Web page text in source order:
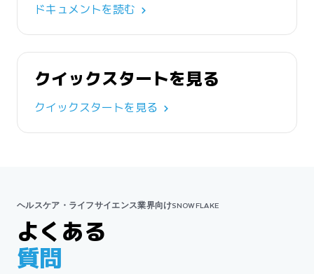
ドキュメントを読む
クイックスタートを見る
クイックスタートを見る
ヘルスケア・ライフサイエンス業界向けSNOWFLAKE
よくある
質問